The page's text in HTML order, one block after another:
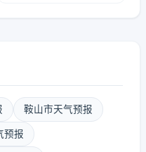
鞍山市天气预报
预报